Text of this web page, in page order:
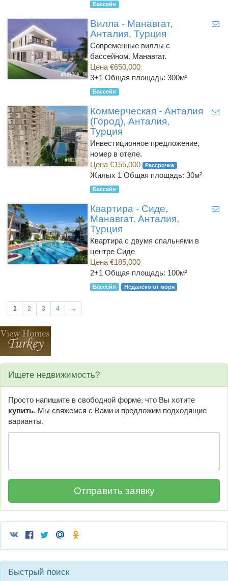
Бассейн
Вилла - Манавгат,
Анталия, Турция
Современные виллы с
бассейном. Манавгат.
Цена €650,000
3+1 Общая площадь: 300м²
Бассейн
Коммерческая - Анталия
(Город), Анталия,
Турция
Инвестиционное предложение,
номер в отеле.
Цена €155,000
Рассрочка
Жилых 1 Общая площадь: 30м²
Бассейн
Квартира - Сиде,
Манавгат, Анталия,
Турция
Квартира с двумя спальнями в
центре Сиде
Цена €185,000
2+1 Общая площадь: 100м²
Бассейн Недалеко от моря
1 2 3 4 →
Ищете недвижимость?
Просто напишите в свободной форме, что Вы хотите
купить. Мы свяжемся с Вами и предложим подходящие
варианты.
Быстрый поиск